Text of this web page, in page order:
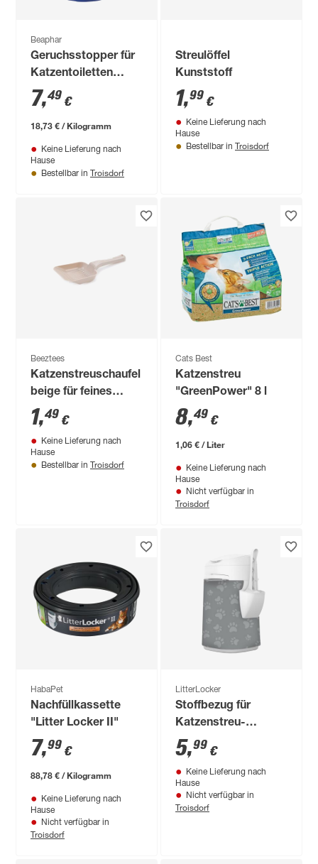
Beaphar
Geruchsstopper für
Katzentoiletten
'Multi Frisch'
Orchidee 400 g
7,49 €
18,73 € / Kilogramm
Keine Lieferung nach
Hause
Bestellbar in Troisdorf
Streulöffel
Kunststoff
1,99 €
Keine Lieferung nach
Hause
Bestellbar in Troisdorf
Beeztees
Katzenstreuschaufel
beige für feines
Streu
1,49 €
Keine Lieferung nach
Hause
Bestellbar in Troisdorf
Cats Best
Katzenstreu
"GreenPower" 8 l
8,49 €
1,06 € / Liter
Keine Lieferung nach
Hause
Nicht verfügbar in
Troisdorf
HabaPet
Nachfüllkassette
"Litter Locker II"
7,99 €
88,78 € / Kilogramm
Keine Lieferung nach
Hause
Nicht verfügbar in
Troisdorf
LitterLocker
Stoffbezug für
Katzenstreu-
Entsorgungseimer,
Pfotenmotiv, grau
5,99 €
Keine Lieferung nach
Hause
Nicht verfügbar in
Troisdorf